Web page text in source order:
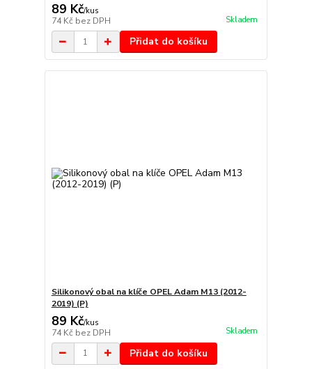
89 Kč/kus
74 Kč bez DPH Skladem
Přidat do košíku
Silikonový obal na klíče OPEL Adam M13 (2012-
2019) (P)
89 Kč/kus
74 Kč bez DPH Skladem
Přidat do košíku